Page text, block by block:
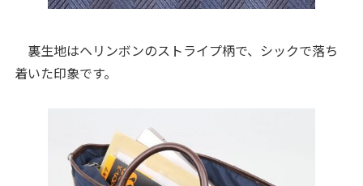
裏生地はヘリンボンのストライプ柄で、シックで落ち
着いた印象です。